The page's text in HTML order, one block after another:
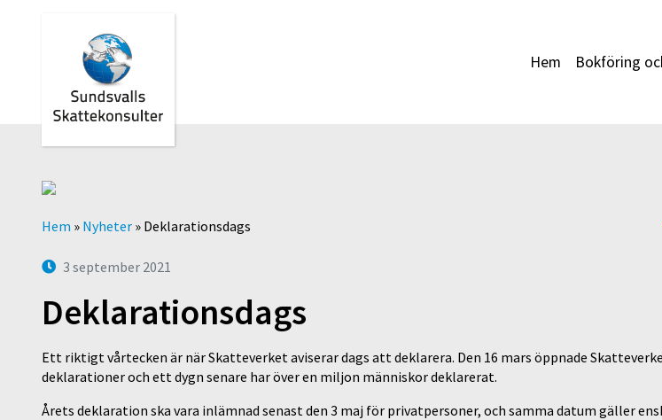
Hem Bokföring
Hem » Nyheter » Deklarationsdags
3 september 2021
Deklarationsdags
Ett riktigt vårtecken är när Skatteverket aviserar dags att deklarera. Den 16 mars öppnade
deklarationer och ett dygn senare har över en miljon människor deklarerat.
Årets deklaration ska vara inlämnad senast den 3 maj för privatpersoner, och samma datum gäller